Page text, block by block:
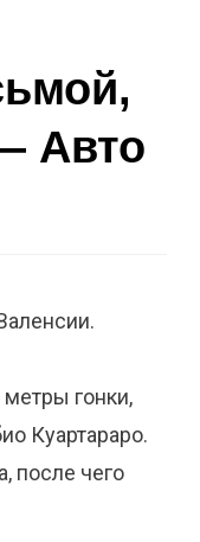
Авто
гонки,
Куартараро.
после чего